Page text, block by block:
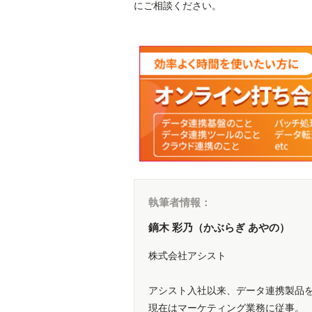
にご相談ください。
執筆者情報：
鏑木 彩乃（かぶらぎ あやの）
株式会社アシスト
アシスト入社以来、データ連携製品
現在はマーケティング業務に従事。